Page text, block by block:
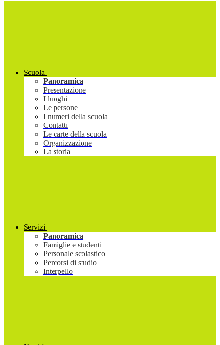
Scuola
Panoramica
Presentazione
I luoghi
Le persone
I numeri della scuola
Contatti
Le carte della scuola
Organizzazione
La storia
Servizi
Panoramica
Famiglie e studenti
Personale scolastico
Percorsi di studio
Interpello